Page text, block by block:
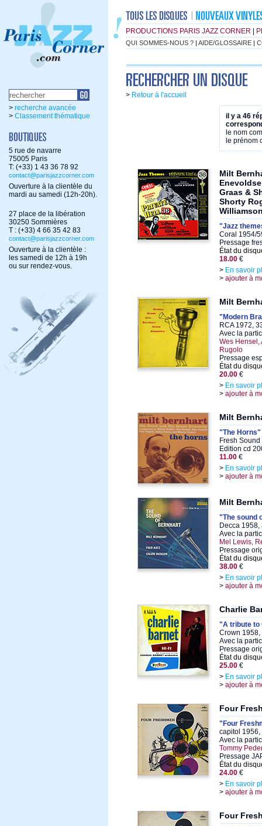
PRODUCTIONS PARIS JAZZ CORNER
QUI SOMMES-NOUS ? | AIDE/GLOSSAIRE |
> recherche avancée
> Classement thématique
5 rue de navarre
75005 Paris
T: (+33) 1 43 36 78 92
contact@parisjazzcorner.com
Ouverture à la clientèle du
mardi au samedi (12h-20h).
27 place de la libération
30250 Sommières
T : (+33) 4 66 35 42 83
contact@parisjazzcorner.com
Ouverture à la clientèle :
les samedi de 12h à 19h
ou sur rendez-vous.
> Retour à l'accueil
il y a 46
le nom
le prénom
Milt
Graas &
Shorty
"Jazz
Coral 1954/
Pressage
État du
18.00 €
> En savoir
> ajouter à
Milt
"Modern
RCA 1972,
Avec la
Wes Hensel,
Rugolo
Pressage
État du
20.00 €
> En savoir
> ajouter à
Milt
"The Horns"
Fresh
Edition cd
11.00 €
> En savoir
> ajouter à
Milt
"The sound
Decca
Avec la
Mel Lewis,
Pressage
État du
38.00 €
> En savoir
> ajouter à
Charlie
"A tribute to
Crown 1958,
Avec la
Pressage
État du
25.00 €
> En savoir
> ajouter à
Four
"Four
capitol 1956,
Avec la
Tommy
Pressage
État du
24.00 €
> En savoir
> ajouter à
Four